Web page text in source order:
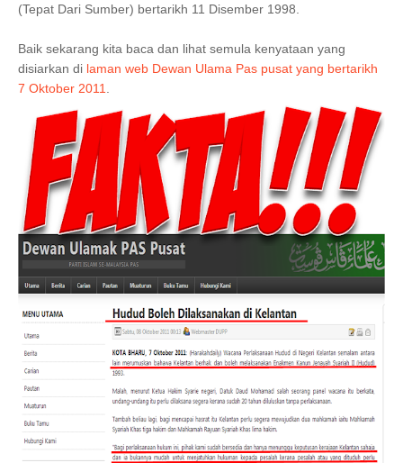
(Tepat Dari Sumber) bertarikh 11 Disember 1998.
Baik sekarang kita baca dan lihat semula kenyataan yang
disiarkan di laman web Dewan Ulama Pas pusat yang bertarikh
7 Oktober 2011